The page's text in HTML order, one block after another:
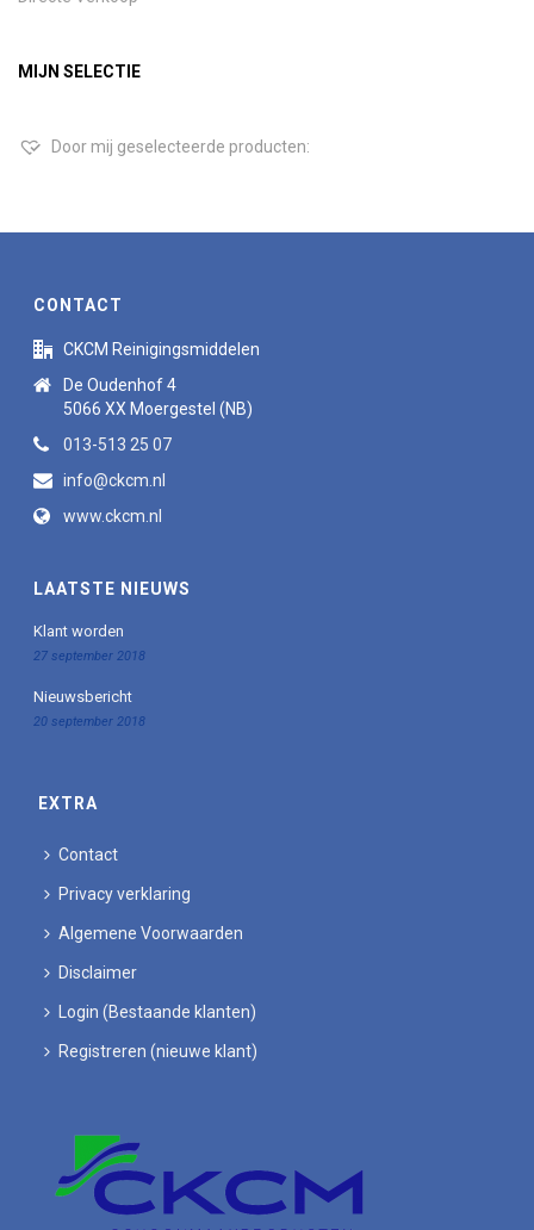
MIJN SELECTIE
Door mij geselecteerde producten:
CONTACT
CKCM Reinigingsmiddelen
De Oudenhof 4
5066 XX Moergestel (NB)
013-513 25 07
info@ckcm.nl
www.ckcm.nl
LAATSTE NIEUWS
Klant worden
27 september 2018
Nieuwsbericht
20 september 2018
EXTRA
Contact
Privacy verklaring
Algemene Voorwaarden
Disclaimer
Login (Bestaande klanten)
Registreren (nieuwe klant)